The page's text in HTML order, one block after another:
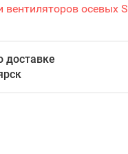
вентиляторов осевых
доставке